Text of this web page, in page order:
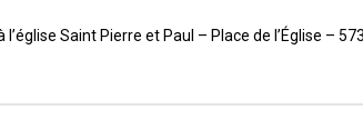
l’église Saint Pierre et Paul – Place de l’Église –